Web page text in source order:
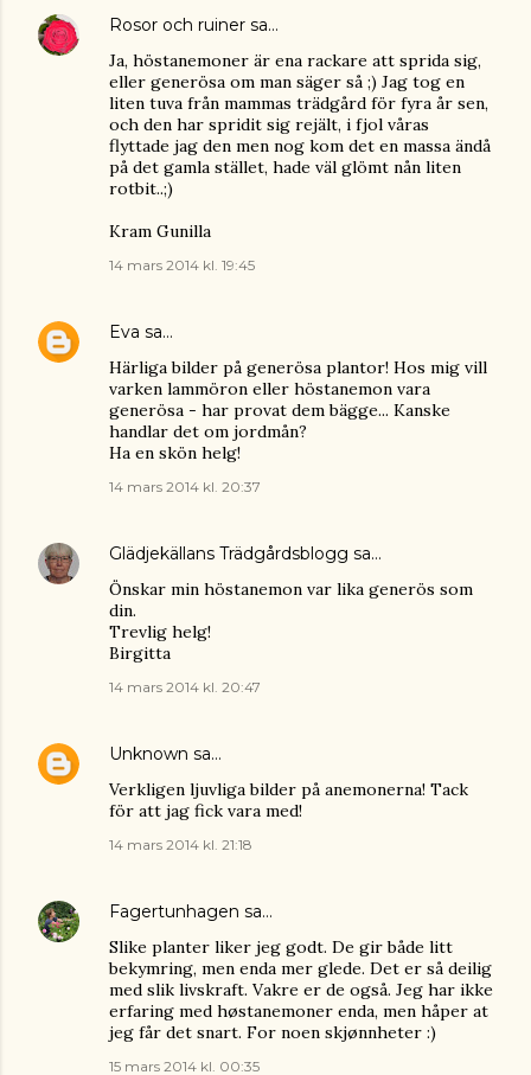
Rosor och ruiner sa…
Ja, höstanemoner är ena rackare att sprida sig,
eller generösa om man säger så ;) Jag tog en
liten tuva från mammas trädgård för fyra år sen,
och den har spridit sig rejält, i fjol våras
flyttade jag den men nog kom det en massa ändå
på det gamla stället, hade väl glömt nån liten
rotbit..;)
Kram Gunilla
14 mars 2014 kl. 19:45
Eva sa…
Härliga bilder på generösa plantor! Hos mig vill
varken lammöron eller höstanemon vara
generösa - har provat dem bägge... Kanske
handlar det om jordmån?
Ha en skön helg!
14 mars 2014 kl. 20:37
Glädjekällans Trädgårdsblogg sa…
Önskar min höstanemon var lika generös som
din.
Trevlig helg!
Birgitta
14 mars 2014 kl. 20:47
Unknown sa…
Verkligen ljuvliga bilder på anemonerna! Tack
för att jag fick vara med!
14 mars 2014 kl. 21:18
Fagertunhagen sa…
Slike planter liker jeg godt. De gir både litt
bekymring, men enda mer glede. Det er så deilig
med slik livskraft. Vakre er de også. Jeg har ikke
erfaring med høstanemoner enda, men håper at
jeg får det snart. For noen skjønnheter :)
15 mars 2014 kl. 00:35